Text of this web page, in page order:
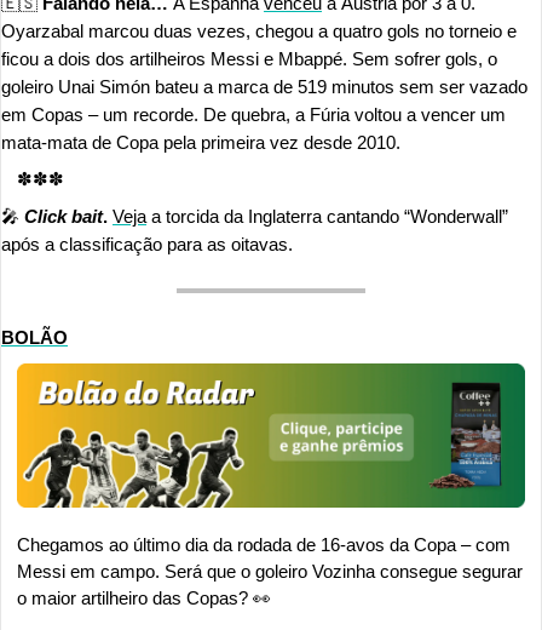
Oyarzabal marcou duas vezes, chegou a quatro gols no torneio e
ficou a dois dos artilheiros Messi e Mbappé. Sem sofrer gols, o
goleiro Unai Simón bateu a marca de 519 minutos sem ser vazado
em Copas – um recorde. De quebra, a Fúria voltou a vencer um
mata-mata de Copa pela primeira vez desde 2010.
✽✽✽
🎤 Click bait. Veja a torcida da Inglaterra cantando “Wonderwall”
após a classificação para as oitavas.
BOLÃO
Chegamos ao último dia da rodada de 16-avos da Copa – com
Messi em campo. Será que o goleiro Vozinha consegue segurar
o maior artilheiro das Copas? 👀